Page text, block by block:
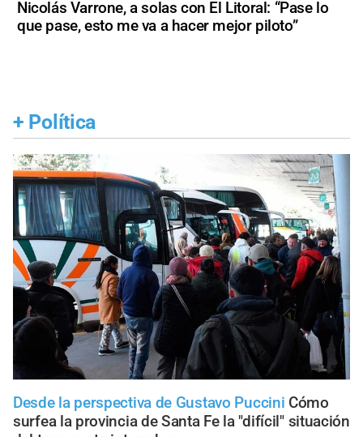
Nicolás Varrone, a solas con El Litoral: “Pase lo
que pase, esto me va a hacer mejor piloto”
+ Política
Desde la perspectiva de Gustavo Puccini Cómo
surfea la provincia de Santa Fe la "difícil" situación